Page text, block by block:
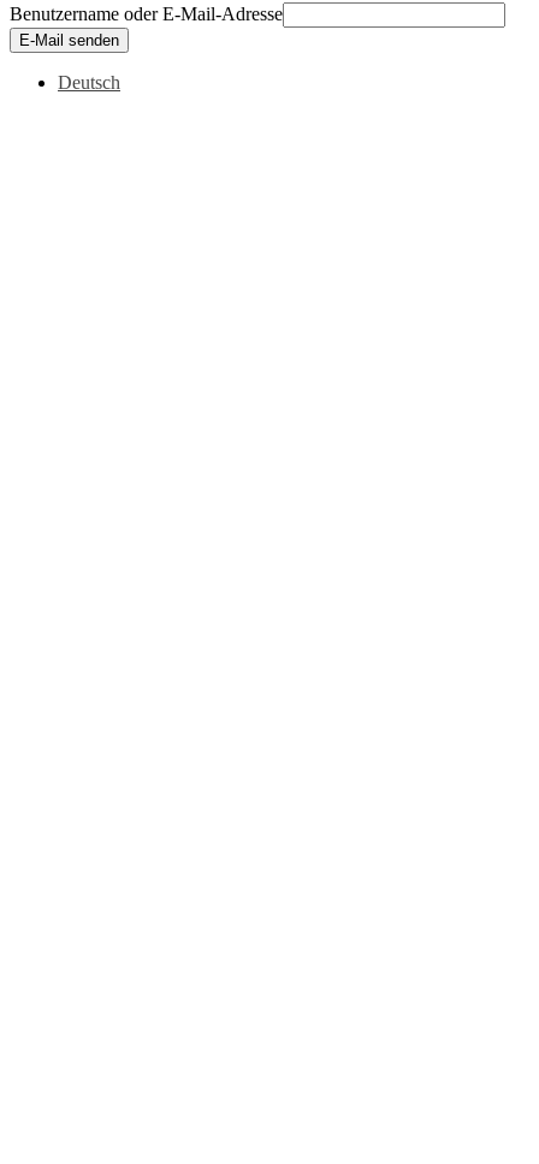
Benutzername oder E-Mail-Adresse
E-Mail senden
Deutsch